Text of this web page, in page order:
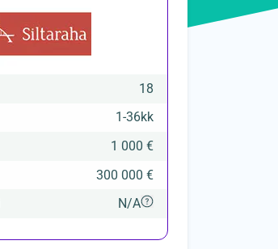
18
1 -36kk
1 000 €
300 000 €
N/A